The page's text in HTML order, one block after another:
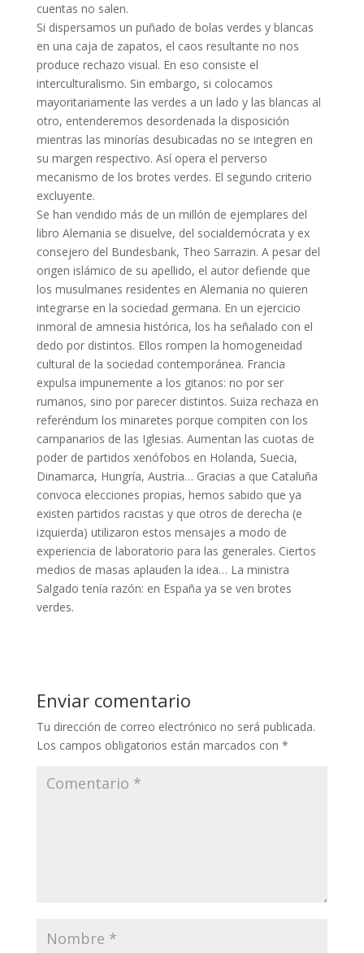
cuentas no salen.
Si dispersamos un puñado de bolas verdes y blancas
en una caja de zapatos, el caos resultante no nos
produce rechazo visual. En eso consiste el
interculturalismo. Sin embargo, si colocamos
mayoritariamente las verdes a un lado y las blancas al
otro, entenderemos desordenada la disposición
mientras las minorías desubicadas no se integren en
su margen respectivo. Así opera el perverso
mecanismo de los brotes verdes. El segundo criterio
excluyente.
Se han vendido más de un millón de ejemplares del
libro Alemania se disuelve, del socialdemócrata y ex
consejero del Bundesbank, Theo Sarrazin. A pesar del
origen islámico de su apellido, el autor defiende que
los musulmanes residentes en Alemania no quieren
integrarse en la sociedad germana. En un ejercicio
inmoral de amnesia histórica, los ha señalado con el
dedo por distintos. Ellos rompen la homogeneidad
cultural de la sociedad contemporánea. Francia
expulsa impunemente a los gitanos: no por ser
rumanos, sino por parecer distintos. Suiza rechaza en
referéndum los minaretes porque compiten con los
campanarios de las Iglesias. Aumentan las cuotas de
poder de partidos xenófobos en Holanda, Suecia,
Dinamarca, Hungría, Austria… Gracias a que Cataluña
convoca elecciones propias, hemos sabido que ya
existen partidos racistas y que otros de derecha (e
izquierda) utilizaron estos mensajes a modo de
experiencia de laboratorio para las generales. Ciertos
medios de masas aplauden la idea… La ministra
Salgado tenía razón: en España ya se ven brotes
verdes.
Enviar comentario
Tu dirección de correo electrónico no será publicada.
Los campos obligatorios están marcados con *